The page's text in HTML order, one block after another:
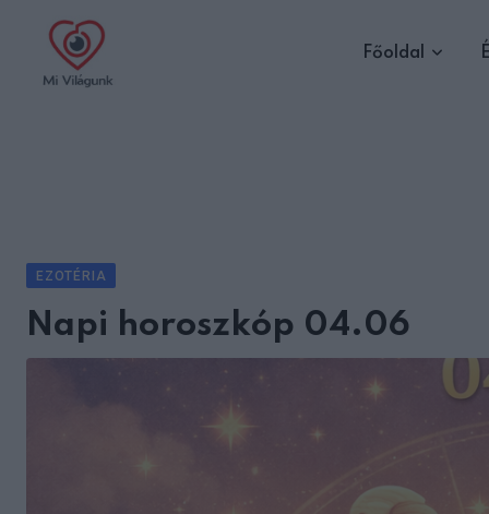
content
Főoldal
EZOTÉRIA
Napi horoszkóp 04.06